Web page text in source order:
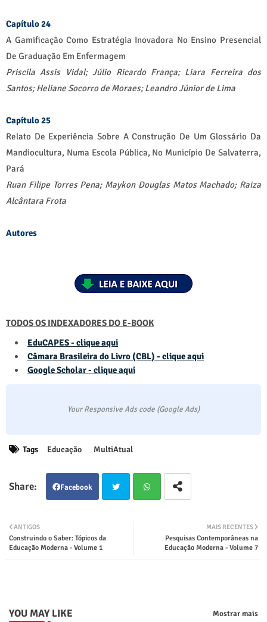
Capítulo 24
A Gamificação Como Estratégia Inovadora No Ensino Presencial
De Graduação Em Enfermagem
Priscila Assis Vidal;Júlio Ricardo França; Liara Ferreira dos
Santos;Heliane Socorro de Moraes;Leandro Júnior de Lima
Capítulo 25
Relato De Experiência Sobre A Construção De Um Glossário Da
Mandiocultura, Numa Escola Pública, No Município De Salvaterra,
Pará
Ruan Filipe Torres Pena; Maykon Douglas Matos Machado; Raiza
Alcântara Frota
Autores
TODOS OS INDEXADORES DO E-BOOK
EduCAPES - clique aqui
Câmara Brasileira do Livro (CBL) - clique aqui
Google Scholar - clique aqui
Your Responsive Ads code (Google Ads)
Tags Educação MultiAtual
Facebook
MAIS RECENTES
Pesquisas Contemporâneas na
Educação Moderna - Volume 7
ANTIGOS
Construindo o Saber: Tópicos da
Educação Moderna - Volume 1
YOU MAY LIKE Mostrar mais